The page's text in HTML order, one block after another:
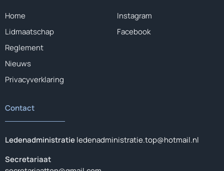
Home
Lidmaatschap
Reglement
Nieuws
Privacyverklaring
Instagram
Facebook
Contact
Ledenadministratieledenadministratie.top@hotmail.nl
Secretariaat